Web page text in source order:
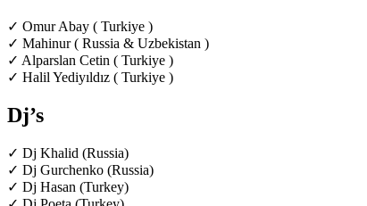
✓ Omur Abay ( Turkiye )
✓ Mahinur ( Russia & Uzbekistan )
✓ Alparslan Cetin ( Turkiye )
✓ Halil Yediyıldız ( Turkiye )
Dj’s
✓ Dj Khalid (Russia)
✓ Dj Gurchenko (Russia)
✓ Dj Hasan (Turkey)